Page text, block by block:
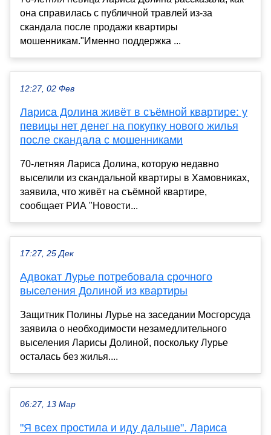
она справилась с публичной травлей из-за
скандала после продажи квартиры
мошенникам."Именно поддержка ...
12:27, 02 Фев
Лариса Долина живёт в съёмной квартире: у
певицы нет денег на покупку нового жилья
после скандала с мошенниками
70-летняя Лариса Долина, которую недавно
выселили из скандальной квартиры в Хамовниках,
заявила, что живёт на съёмной квартире,
сообщает РИА "Новости...
17:27, 25 Дек
Адвокат Лурье потребовала срочного
выселения Долиной из квартиры
Защитник Полины Лурье на заседании Мосгорсуда
заявила о необходимости незамедлительного
выселения Ларисы Долиной, поскольку Лурье
осталась без жилья....
06:27, 13 Мар
"Я всех простила и иду дальше". Лариса